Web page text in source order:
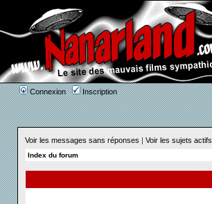
Connexion Inscription
Voir les messages sans réponses | Voir les sujets actifs
Index du forum